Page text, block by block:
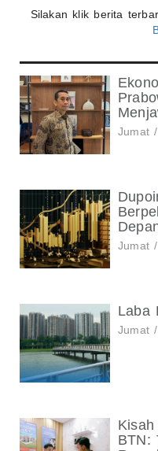
Silakan klik berita
Jumat /
Jumat /
Laba
Jumat /
BTN: